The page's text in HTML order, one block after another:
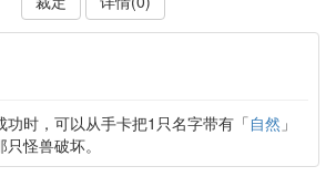
功时，可以从手卡把1只名字带有「自然 」
怪兽破坏。